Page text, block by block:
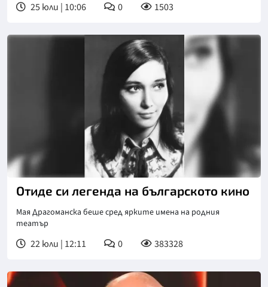
25 юли | 10:06 0 1503
Отиде си легенда на българското кино
Мая Драгоманска беше сред ярките имена на родния
театър
22 юли | 12:11 0 383328